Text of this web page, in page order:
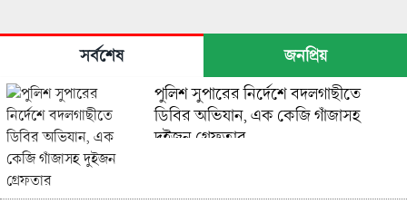
সর্বশেষ
জনপ্রিয়
পুলিশ সুপারের নির্দেশে বদলগাছীতে
ডিবির অভিযান, এক কেজি গাঁজাসহ
দুইজন গ্রেফতার